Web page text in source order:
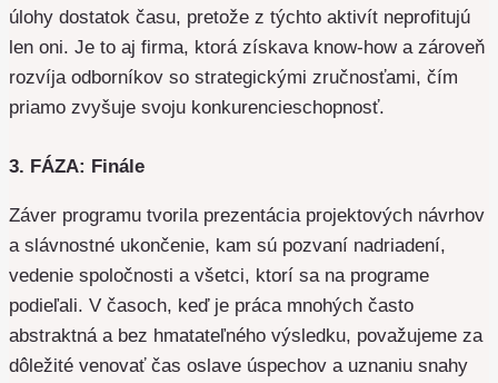
úlohy dostatok času, pretože z týchto aktivít neprofitujú
len oni. Je to aj firma, ktorá získava know-how a zároveň
rozvíja odborníkov so strategickými zručnosťami, čím
priamo zvyšuje svoju konkurencieschopnosť.
3. FÁZA: Finále
Záver programu tvorila prezentácia projektových návrhov
a slávnostné ukončenie, kam sú pozvaní nadriadení,
vedenie spoločnosti a všetci, ktorí sa na programe
podieľali. V časoch, keď je práca mnohých často
abstraktná a bez hmatateľného výsledku, považujeme za
dôležité venovať čas oslave úspechov a uznaniu snahy